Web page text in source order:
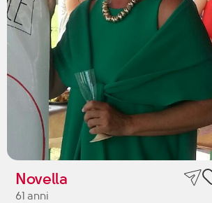
Novella
61 anni